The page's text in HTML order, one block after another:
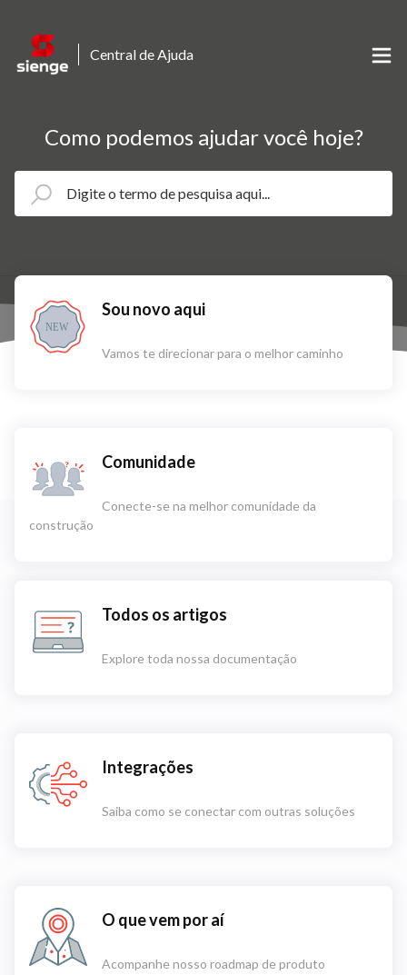
Central de Ajuda
Como podemos ajudar você hoje?
NEW
Sou novo aqui
Vamos te direcionar para o melhor caminho
Comunidade
Conecte-se na melhor comunidade da
construção
Todos os artigos
Explore toda nossa documentação
Integrações
Saiba como se conectar com outras soluções
O que vem por aí
Acompanhe nosso roadmap de produto